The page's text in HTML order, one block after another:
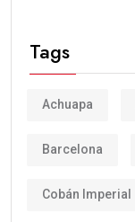
Tags
Achuapa
Barcelona
Cobán Imperial